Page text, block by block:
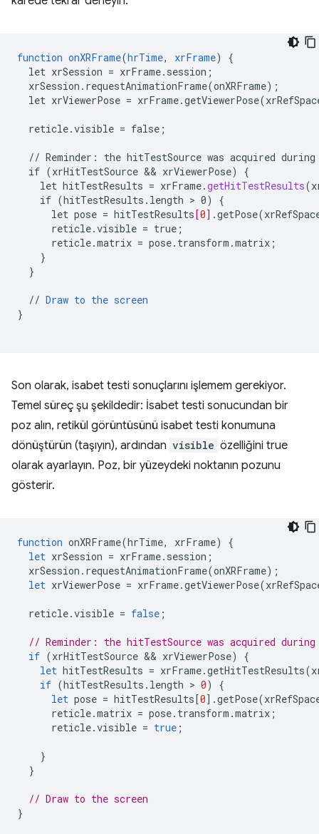
function onXRFrame(hrTime, xrFrame)
{
let xrSession = xrFrame.session ;
xrSession.requestAnimationFrame(onXRFrame) ;
let xrViewerPose =
reticle.visible = false ;
// Reminder : the hitTestSource was acquired during
if (xrHitTestSource && xrViewerPose)
{
let hitTestResults = xrFrame.getHitTestResults(
if (hitTestResults.length > 0)
{
let pose = hitTestResults[0]
reticle.visible = true ;
reticle.matrix = pose.transform.matrix ;
}
}
// Draw to the screen
}
Son olarak, isabet testi sonuçlarını işlemem gerekiyor.
Temel süreç şu şekildedir: İsabet testi sonucundan bir
poz alın, retikül görüntüsünü isabet testi konumuna
dönüştürün (taşıyın), ardından visible özelliğini true
olarak ayarlayın. Poz, bir yüzeydeki noktanın pozunu
gösterir.
function onXRFrame(hrTime, xrFrame)
{
let xrSession = xrFrame. session ;
xrSession . requestAnimationFrame(onXRFrame);
let xrViewerPose = xrFrame.getViewerPose(
reticle.visible = false ;
// Reminder: the hitTestSource was acquired
if (xrHitTestSource && xrViewerPose)
{
let hitTestResults = xrFrame.getHitTestResults(
if (hitTestResults . length > 0)
{
let pose = hitTestResults[0].getPose(
reticle.matrix = pose. transform .matrix ;
reticle.visible = true ;
}
}
// Draw to the screen
}